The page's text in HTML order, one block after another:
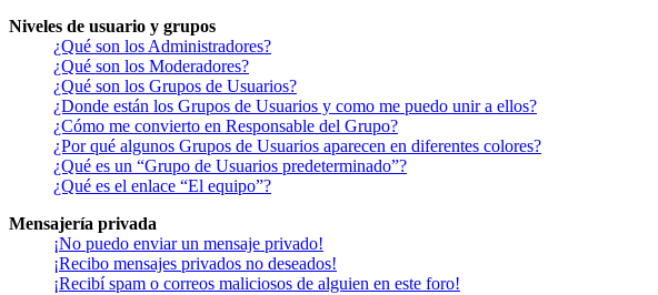
Niveles de usuario y grupos
¿Qué son los Administradores?
¿Qué son los Moderadores?
¿Qué son los Grupos de Usuarios?
¿Donde están los Grupos de Usuarios y como me puedo unir a ellos?
¿Cómo me convierto en Responsable del Grupo?
¿Por qué algunos Grupos de Usuarios aparecen en diferentes colores?
¿Qué es un “Grupo de Usuarios predeterminado”?
¿Qué es el enlace “El equipo”?
Mensajería privada
¡No puedo enviar un mensaje privado!
¡Recibo mensajes privados no deseados!
¡Recibí spam o correos maliciosos de alguien en este foro!